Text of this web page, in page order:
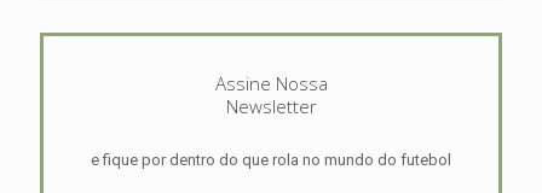
Assine Nossa
Newsletter
e fique por dentro do que rola no mundo do futebol